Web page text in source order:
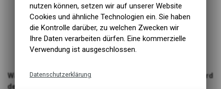
Wahoo TICKR Fit Optical Herzfrequenz-Armband/brassard
de rythme cardiaque
nutzen können, setzen wir auf unserer Website
Cookies und ähnliche Technologien ein. Sie haben
die Kontrolle darüber, zu welchen Zwecken wir
Ihre Daten verarbeiten dürfen. Eine kommerzielle
Verwendung ist ausgeschlossen.
Datenschutzerklärung